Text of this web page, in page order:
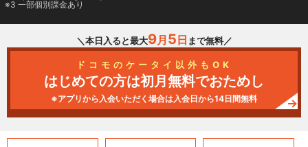
3 一部個別課金あり
＼本日入ると最大9月 5 日 まで無料／
ドコモのケータイ以外もOK
はじめての方は初月無料でおためし
※アプリから入会いただく場合は入会日から14日間無料